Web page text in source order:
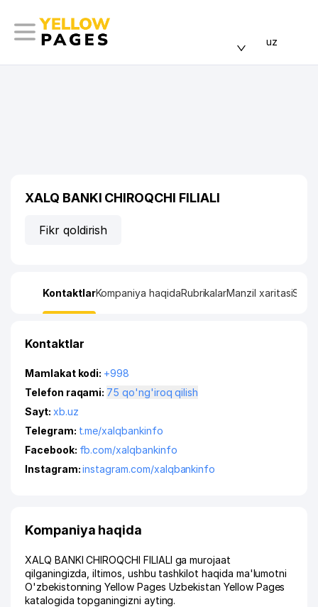
uz
XALQ BANKI CHIROQCHI FILIALI
Fikr qoldirish
KontaktlarKompaniya haqidaRubrikalarManzil xaritasi
Kontaktlar
Mamlakat kodi: +998
Telefon raqami:
75 qo'ng'iroq qilish
Sayt: xb.uz
Telegram: t.me/xalqbankinfo
Facebook: fb.com/xalqbankinfo
Instagram:instagram.com/xalqbankinfo
Kompaniya haqida
XALQ BANKI CHIROQCHI FILIALI ga murojaat
qilganingizda, iltimos, ushbu tashkilot haqida ma'lumotni
O'zbekistonning Yellow Pages Uzbekistan Yellow Pages
katalogida topganingizni ayting.